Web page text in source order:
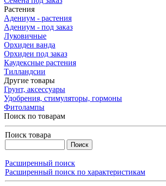
Растения
Адениум - растения
Адениум - под заказ
Луковичные
Орхидеи ванда
Орхидеи под заказ
Каудексные растения
Тилландсии
Другие товары
Грунт, аксессуары
Удобрения, стимуляторы, гормоны
Фитолампы
Поиск по товарам
Поиск товара
Расширенный поиск
Расширенный поиск по характеристикам